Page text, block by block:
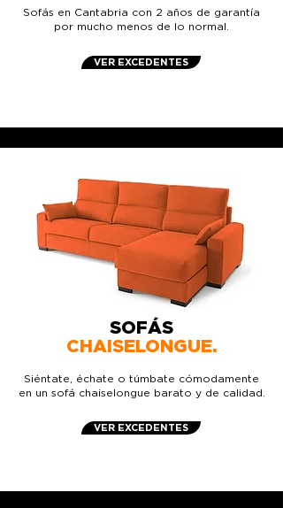
Sofás en Cantabria con 2 años de garantía
por mucho menos de lo normal.
VER EXCEDENTES
SOFÁS
CHAISELONGUE.
Siéntate, échate o túmbate cómodamente
en un sofá chaiselongue barato y de calidad.
VER EXCEDENTES